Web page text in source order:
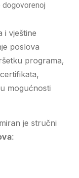
dogovorenoj
i vještine
poslova
programa,
mogućnosti
je stručni
: